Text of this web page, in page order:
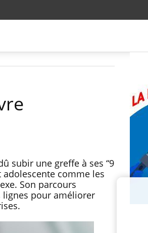
subir une greffe à ses “9
comme les
Son parcours
pour améliorer